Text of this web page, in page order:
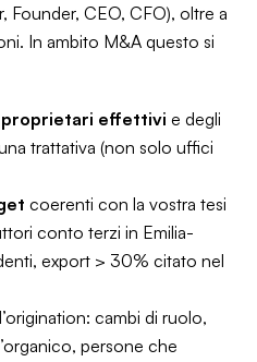
Founder, CEO, CFO), oltre a
In ambito M&A questo si
proprietari effettivi e degli
trattativa (non solo uffici
coerenti con la vostra tesi
conto terzi in Emilia-
export > 30% citato nel
cambi di ruolo,
persone che